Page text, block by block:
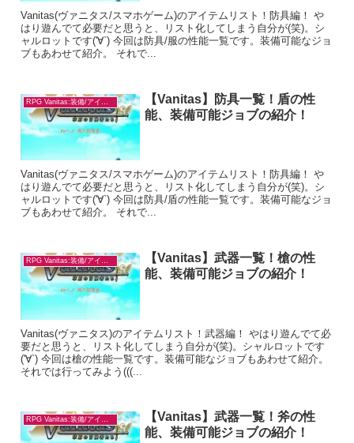
Vanitas(ヴァニタス/スマホゲーム)のアイテムリスト！防具編！ や
はり遊んでて必要だと思うと、リスト化してしまう自分が(笑)。シ
ャルロットです('∀`) 今回は防具/服の性能一覧です。装備可能なジョ
ブもあわせて紹介。 それで...
【Vanitas】防具一覧！盾の性
能、装備可能ジョブの紹介！
Vanitas(ヴァニタス/スマホゲーム)のアイテムリスト！防具編！ や
はり遊んでて必要だと思うと、リスト化してしまう自分が(笑)。シ
ャルロットです('∀`) 今回は防具/盾の性能一覧です。装備可能なジョ
ブもあわせて紹介。 それで...
【Vanitas】武器一覧！槍の性
能、装備可能ジョブの紹介！
Vanitas(ヴァニタス)のアイテムリスト！武器編！ やはり遊んでて必
要だと思うと、リスト化してしまう自分が(笑)。シャルロットです
('∀`) 今回は槍の性能一覧です。装備可能なジョブもあわせて紹介。
それでは行ってみよう(((...
【Vanitas】武器一覧！斧の性
能、装備可能ジョブの紹介！